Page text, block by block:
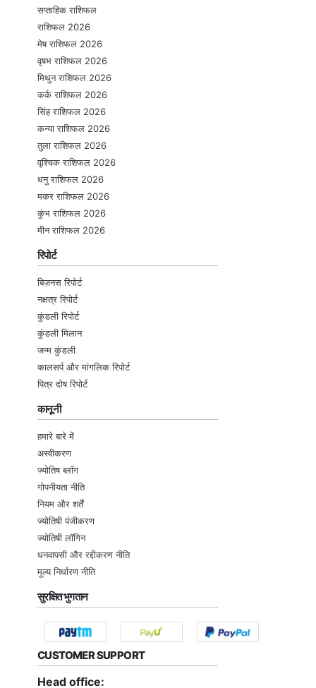
सप्ताहिक राशिफल
राशिफल 2026
मेष राशिफल 2026
वृषभ राशिफल 2026
मिथुन राशिफल 2026
कर्क राशिफल 2026
सिंह राशिफल 2026
कन्या राशिफल 2026
तुला राशिफल 2026
वृश्चिक राशिफल 2026
धनु राशिफल 2026
मकर राशिफल 2026
कुंभ राशिफल 2026
मीन राशिफल 2026
रिपोर्ट
बिज़नस रिपोर्ट
नक्षत्र रिपोर्ट
कुंडली रिपोर्ट
कुंडली मिलान
जन्म कुंडली
कालसर्प और मांगलिक रिपोर्ट
पित्र दोष रिपोर्ट
कानूनी
हमारे बारे में
अस्वीकरण
ज्योतिष ब्लॉग
गोपनीयता नीति
नियम और शर्तें
ज्योतिषी पंजीकरण
ज्योतिषी लॉगिन
धनवापसी और रद्दीकरण नीति
मूल्य निर्धारण नीति
सुरक्षित भुगतान
CUSTOMER SUPPORT
Head office: